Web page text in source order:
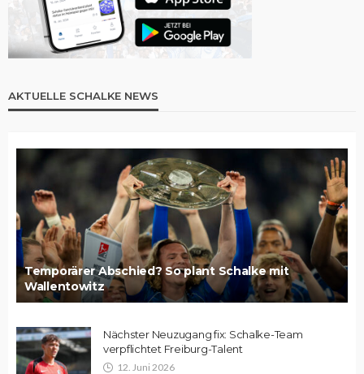
AKTUELLE SCHALKE NEWS
Temporärer Abschied? So plant Schalke mit
Wallentowitz
Nächster Neuzugang fix: Schalke-Team
verpflichtet Freiburg-Talent
12. Juni 2026